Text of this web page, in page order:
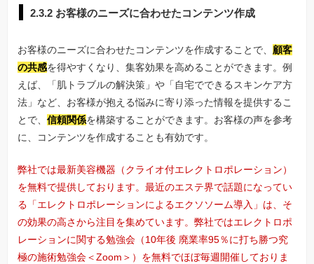
2.3.2 お客様のニーズに合わせたコンテンツ作成
お客様のニーズに合わせたコンテンツを作成することで、顧客
の共感を得やすくなり、集客効果を高めることができます。例
えば、「肌トラブルの解決策」や「自宅でできるスキンケア方
法」など、お客様が抱える悩みに寄り添った情報を提供するこ
とで、信頼関係を構築することができます。お客様の声を参考
に、コンテンツを作成することも有効です。
弊社では最新美容機器（クライオ付エレクトロポレーション）
を無料で提供しております。最近のエステ界で話題になってい
る「エレクトロポレーションによるエクソソーム導入」は、そ
の効果の高さから注目を集めています。弊社ではエレクトロポ
レーションに関する勉強会（10年後 廃業率95％に打ち勝つ究
極の施術勉強会＜Zoom＞）を無料でほぼ毎週開催しておりま